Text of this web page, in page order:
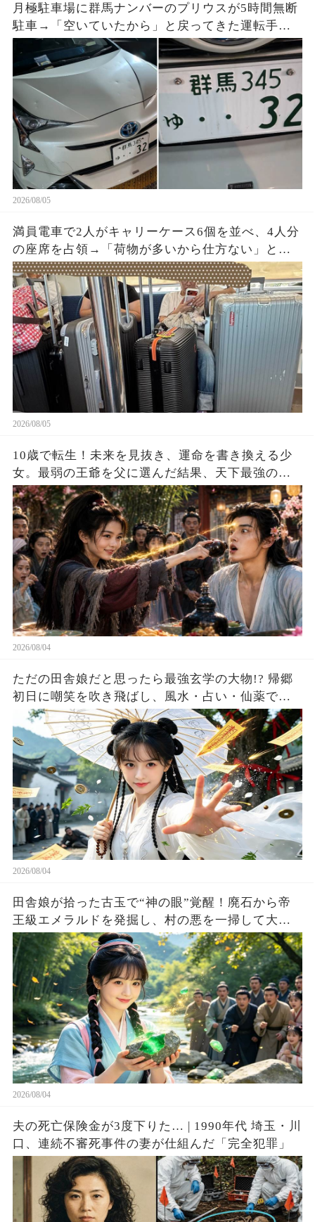
月極駐車場に群馬ナンバーのプリウスが5時間無断
駐車→「空いていたから」と戻ってきた運転手
へ、防犯映像と駐車料金を見せると…
2026/08/05
満員電車で2人がキャリーケース6個を並べ、4人分
の座席を占領→「荷物が多いから仕方ない」と開
き直った直後、乗務員が車内を確認すると…
2026/08/05
10歳で転生！未来を見抜き、運命を書き換える少
女。最弱の王爺を父に選んだ結果、天下最強の皇
帝を育て上げた！
2026/08/04
ただの田舎娘だと思ったら最強玄学の大物!? 帰郷
初日に嘲笑を吹き飛ばし、風水・占い・仙薬で全
員が庇護を求める！
2026/08/04
田舎娘が拾った古玉で“神の眼”覚醒！廃石から帝
王級エメラルドを発掘し、村の悪を一掃して大富
豪へ成り上がる！
2026/08/04
夫の死亡保険金が3度下りた… | 1990年代 埼玉・川
口、連続不審死事件の妻が仕組んだ「完全犯罪」